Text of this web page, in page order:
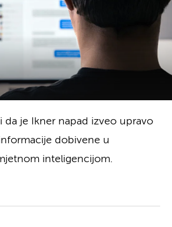
da je Ikner napad izveo upravo
dobivene u
inteligencijom.